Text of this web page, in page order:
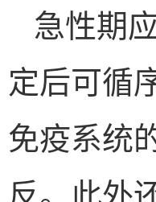
急性期
定后可循
免疫系统
反。此外